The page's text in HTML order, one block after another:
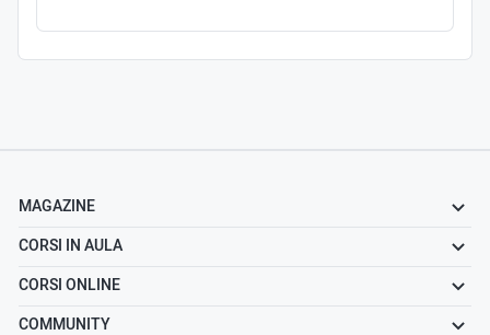
MAGAZINE
CORSI IN AULA
CORSI ONLINE
COMMUNITY